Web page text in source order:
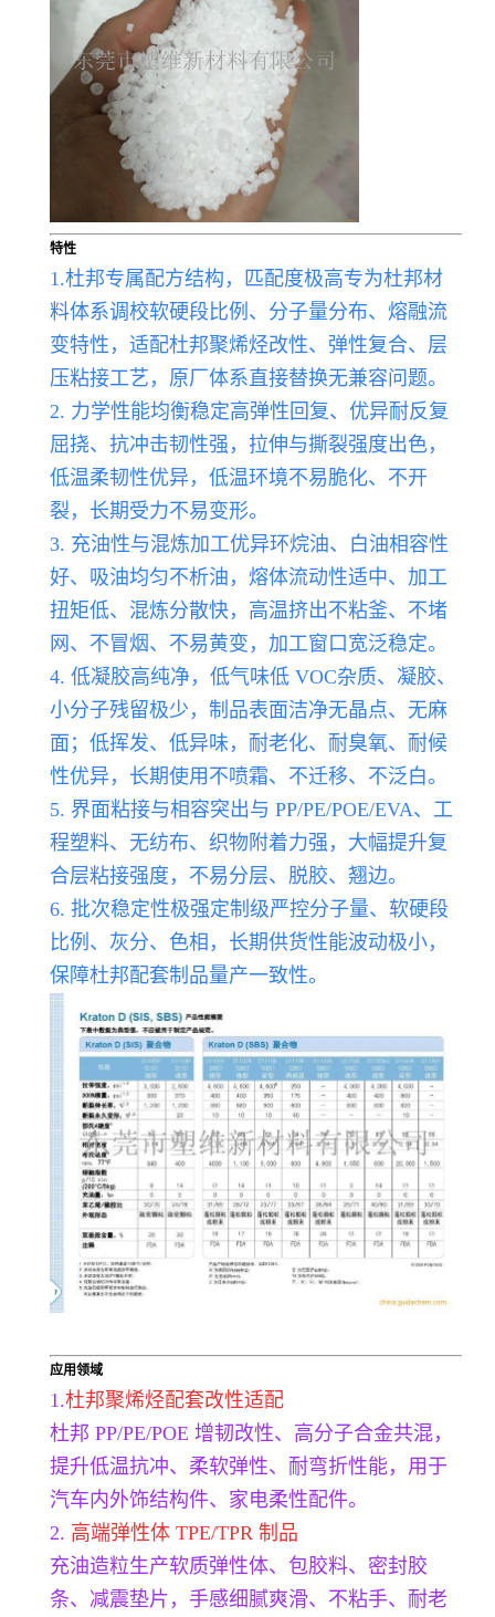
特性
1.杜邦专属配方结构，匹配度极高专为杜邦材
料体系调校软硬段比例、分子量分布、熔融流
变特性，适配杜邦聚烯烃改性、弹性复合、层
压粘接工艺，原厂体系直接替换无兼容问题。
2. 力学性能均衡稳定高弹性回复、优异耐反复
屈挠、抗冲击韧性强，拉伸与撕裂强度出色，
低温柔韧性优异，低温环境不易脆化、不开
裂，长期受力不易变形。
3. 充油性与混炼加工优异环烷油、白油相容性
好、吸油均匀不析油，熔体流动性适中、加工
扭矩低、混炼分散快，高温挤出不粘釜、不堵
网、不冒烟、不易黄变，加工窗口宽泛稳定。
4. 低凝胶高纯净，低气味低 VOC杂质、凝胶、
小分子残留极少，制品表面洁净无晶点、无麻
面；低挥发、低异味，耐老化、耐臭氧、耐候
性优异，长期使用不喷霜、不迁移、不泛白。
5. 界面粘接与相容突出与 PP/PE/POE/EVA、工
程塑料、无纺布、织物附着力强，大幅提升复
合层粘接强度，不易分层、脱胶、翘边。
6. 批次稳定性极强定制级严控分子量、软硬段
比例、灰分、色相，长期供货性能波动极小，
保障杜邦配套制品量产一致性。
应用领域
1.杜邦聚烯烃配套改性适配
杜邦 PP/PE/POE 增韧改性、高分子合金共混，
提升低温抗冲、柔软弹性、耐弯折性能，用于
汽车内外饰结构件、家电柔性配件。
2. 高端弹性体 TPE/TPR 制品
充油造粒生产软质弹性体、包胶料、密封胶
条、减震垫片，手感细腻爽滑、不粘手、耐老